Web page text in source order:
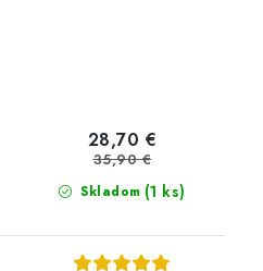
Skladom (1 ks)
28,70 €
35,90 €